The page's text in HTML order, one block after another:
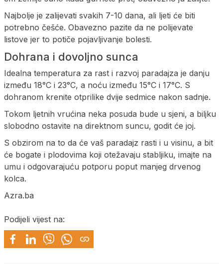
Najbolje je zalijevati svakih 7-10 dana, ali ljeti će biti
potrebno češće. Obavezno pazite da ne polijevate
listove jer to potiče pojavljivanje bolesti.
Dohrana i dovoljno sunca
Idealna temperatura za rast i razvoj paradajza je danju
između 18°C i 23°C, a noću između 15°C i 17°C. S
dohranom krenite otprilike dvije sedmice nakon sadnje.
Tokom ljetnih vrućina neka posuda bude u sjeni, a biljku
slobodno ostavite na direktnom suncu, godit će joj.
S obzirom na to da će vaš paradajz rasti i u visinu, a bit
će bogate i plodovima koji otežavaju stabljiku, imajte na
umu i odgovarajuću potporu poput manjeg drvenog
kolca.
Azra.ba
Podijeli vijest na: